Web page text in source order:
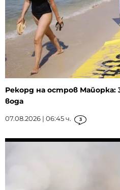
Рекорд на остров Майорка:
вода
07.08.2026 | 06:45 ч. 3